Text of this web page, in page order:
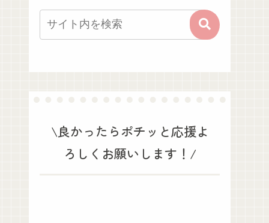
\良かったらポチッと応援よ
ろしくお願いします！/